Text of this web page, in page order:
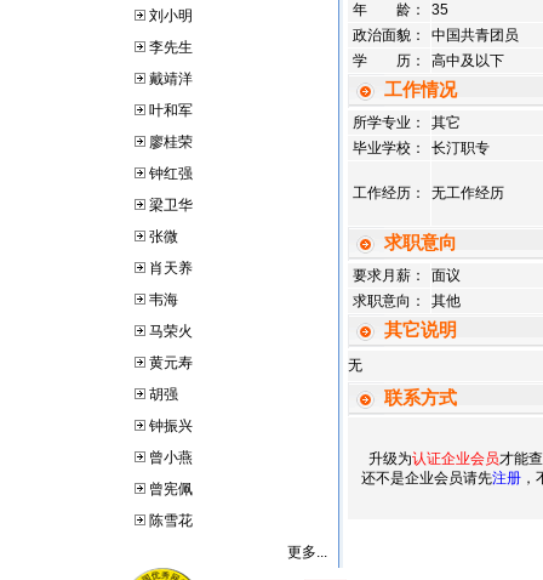
刘小明
李先生
戴靖洋
叶和军
廖桂荣
钟红强
梁卫华
张微
肖天养
韦海
马荣火
黄元寿
胡强
钟振兴
曾小燕
曾宪佩
陈雪花
更多...
年 龄：
35
政治面貌：
中国共青团员
学 历：
高中及以下
工作情况
所学专业：
其它
毕业学校：
长汀职专
工作经历： 无工作经历
求职意向
要求月薪：
面议
求职意向：
其他
其它说明
无
联系方式
升级为认证企业会员才能
还不是企业会员请先注册